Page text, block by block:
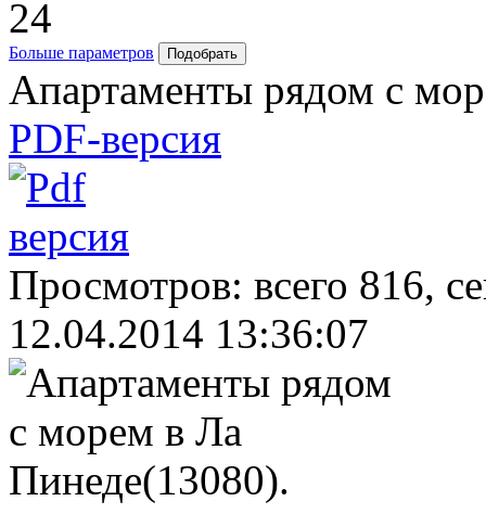
24
Больше параметров
Апартаменты рядом с
PDF-версия
Просмотров: всего 816,
12.04.2014 13:36:07